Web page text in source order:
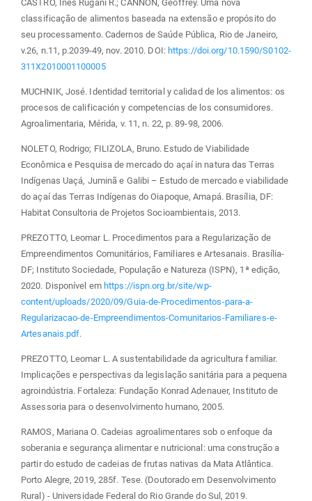
CASTRO, Inês Rugani R.; CANNON, Geoffrey. Uma nova
classificação de alimentos baseada na extensão e propósito do
seu processamento. Cadernos de Saúde Pública, Rio de Janeiro,
v.26, n.11, p.2039-49, nov. 2010. DOI: https://doi.org/10.1590/S0102-
311X2010001100005
MUCHNIK, José. Identidad territorial y calidad de los alimentos: os
procesos de calificación y competencias de los consumidores.
Agroalimentaria, Mérida, v. 11, n. 22, p. 89-98, 2006.
NOLETO, Rodrigo; FILIZOLA, Bruno. Estudo de Viabilidade
Econômica e Pesquisa de mercado do açaí in natura das Terras
Indígenas Uaçá, Juminã e Galibi – Estudo de mercado e viabilidade
do açaí das Terras Indígenas do Oiapoque, Amapá. Brasília, DF:
Habitat Consultoria de Projetos Socioambientais, 2013.
PREZOTTO, Leomar L. Procedimentos para a Regularização de
Empreendimentos Comunitários, Familiares e Artesanais. Brasília-
DF; Instituto Sociedade, População e Natureza (ISPN), 1ª edição,
2020. Disponível em https://ispn.org.br/site/wp-
content/uploads/2020/09/Guia-de-Procedimentos-para-a-
Regularizacao-de-Empreendimentos-Comunitarios-Familiares-e-
Artesanais.pdf.
PREZOTTO, Leomar L. A sustentabilidade da agricultura familiar.
Implicações e perspectivas da legislação sanitária para a pequena
agroindústria. Fortaleza: Fundação Konrad Adenauer, Instituto de
Assessoria para o desenvolvimento humano, 2005.
RAMOS, Mariana O. Cadeias agroalimentares sob o enfoque da
soberania e segurança alimentar e nutricional: uma construção a
partir do estudo de cadeias de frutas nativas da Mata Atlântica.
Porto Alegre, 2019, 285f. Tese. (Doutorado em Desenvolvimento
Rural) - Universidade Federal do Rio Grande do Sul, 2019.